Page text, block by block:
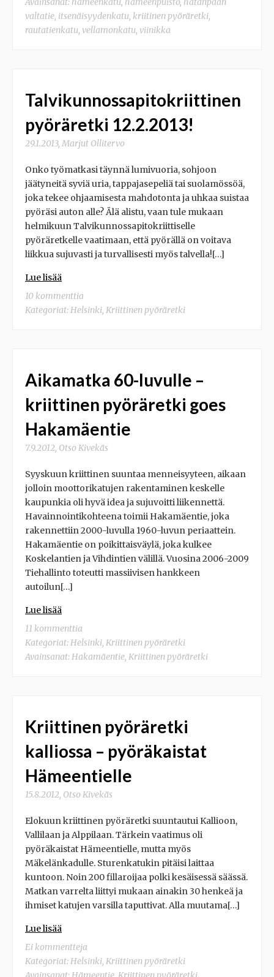
valtatie, itsenäisyydenkatu, kriitinen pyöräretki,
rautatienkatu, vellamonkatu, viinikka
Talvikunnossapitokriittinen
pyöräretki 12.2.2013!
29.1.2013, Marjut Ollitervo
Onko työmatkasi täynnä lumivuoria, sohjoon
jäätyneitä syviä uria, tappajasepeliä tai suolamössöä,
joka tekee ohjaamisesta mahdotonta ja uhkaa suistaa
pyöräsi auton alle? Älä alistu, vaan tule mukaan
helmikuun Talvikunnossapitokriittiselle
pyöräretkelle vaatimaan, että pyörällä on voitava
liikkua sujuvasti ja turvallisesti myös talvella![…]
Lue lisää
10 kommenttia
Kategoriat:Helsinki, Kriittinen pyöräretki
Aikamatka 60-luvulle –
kriittinen pyöräretki goes
Hakamäentie
7.9.2012, Otso Kivekäs
Syyskuun kriittinen suuntaa menneisyyteen, aikaan
jolloin moottorikatujen rakentaminen keskelle
kaupunkia oli hyvä idea ja sujuvoitti liikennettä.
Havainnointikohteena toimii Hakamäentie, joka
rakennettiin 2000-luvulla 1960-luvun periaattein.
Hakamäentie on poikittaisväylä, joka kulkee
Koskelantien ja Vihdintien välillä. Vuosina 2006-2009
Tiehallinto toteutti massiivisen hankkeen
autoilun[…]
Lue lisää
11 kommenttia
Kategoriat:Helsinki, Kriittinen pyöräretki
Avainsanat:Hakamäentie, Kriittinen pyöräretki
Kriittinen pyöräretki
kalliossa – pyöräkaistat
Hämeentielle
15.8.2012, Otso Kivekäs
Elokuun kriittinen pyöräretki suuntautui Kallioon,
Vallilaan ja Alppilaan. Tärkein vaatimus oli
pyöräkaistat Hämeentielle, mutta myös
Mäkelänkadulle. Sturenkatukin pitäisi laittaa
kuntoon. Noin 200 fillaroijaa polki kesäisessä säässä.
Matkan varrelta liittyi mukaan ainakin 30 henkeä ja
ihmiset katujen varsilla taputtivat. Alla muutama[…]
Lue lisää
Ei kommentteja
Kategoriat:Helsinki, Kriittinen pyöräretki